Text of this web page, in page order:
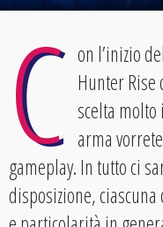
C on l’inizio
Hunter
scelta
arma
gameplay. In tutto ci
disposizione,